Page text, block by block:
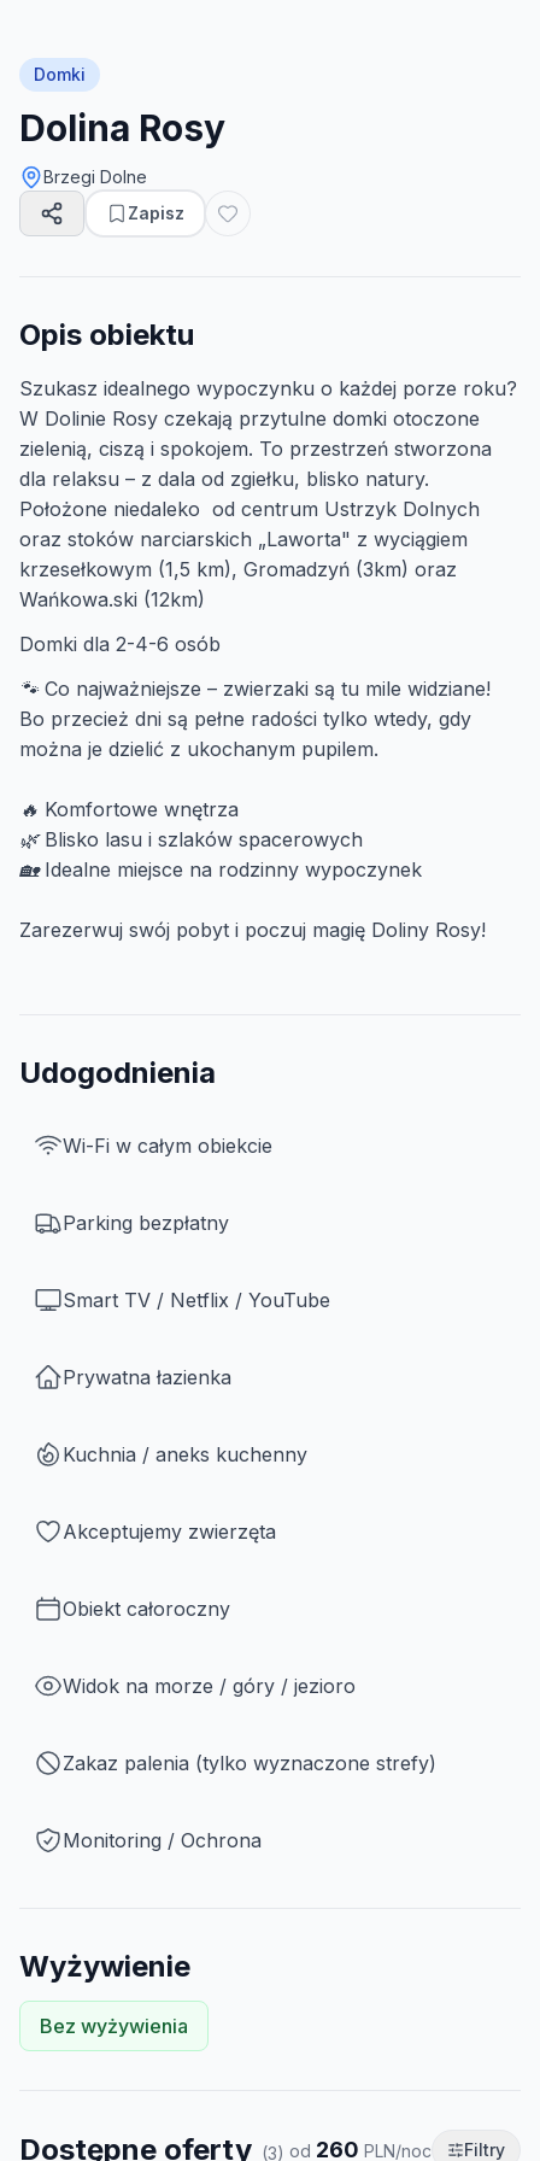
Domki
Dolina Rosy
Brzegi Dolne
Zapisz
Opis obiektu
Szukasz idealnego wypoczynku o każdej porze roku?
W Dolinie Rosy czekają przytulne domki otoczone
zielenią, ciszą i spokojem. To przestrzeń stworzona
dla relaksu – z dala od zgiełku, blisko natury.
Położone niedaleko od centrum Ustrzyk Dolnych
oraz stoków narciarskich „Laworta" z wyciągiem
krzesełkowym (1,5 km), Gromadzyń (3km) oraz
Wańkowa.ski (12km)
Domki dla 2-4-6 osób
🐾 Co najważniejsze – zwierzaki są tu mile widziane!
Bo przecież dni są pełne radości tylko wtedy, gdy
można je dzielić z ukochanym pupilem.
🔥 Komfortowe wnętrza
🌿 Blisko lasu i szlaków spacerowych
🏡 Idealne miejsce na rodzinny wypoczynek
Zarezerwuj swój pobyt i poczuj magię Doliny Rosy!
Udogodnienia
Wi-Fi w całym obiekcie
Parking bezpłatny
Smart TV / Netflix / YouTube
Prywatna łazienka
Kuchnia / aneks kuchenny
Akceptujemy zwierzęta
Obiekt całoroczny
Widok na morze / góry / jezioro
Zakaz palenia (tylko wyznaczone strefy)
Monitoring / Ochrona
Wyżywienie
Bez wyżywienia
Dostępne oferty (3) od 260 PLN/noc Filtry